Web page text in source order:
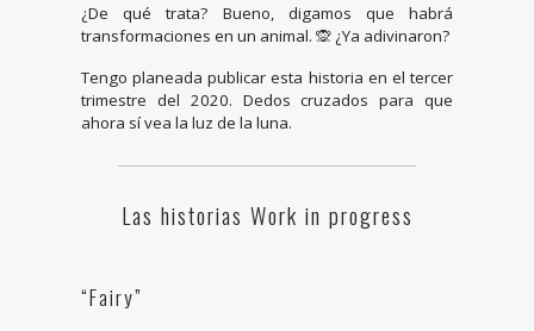
¿De qué trata? Bueno, digamos que habrá
transformaciones en un animal. 🙊 ¿Ya adivinaron?
Tengo planeada publicar esta historia en el tercer
trimestre del 2020. Dedos cruzados para que
ahora sí vea la luz de la luna.
Las historias Work in progress
“Fairy”